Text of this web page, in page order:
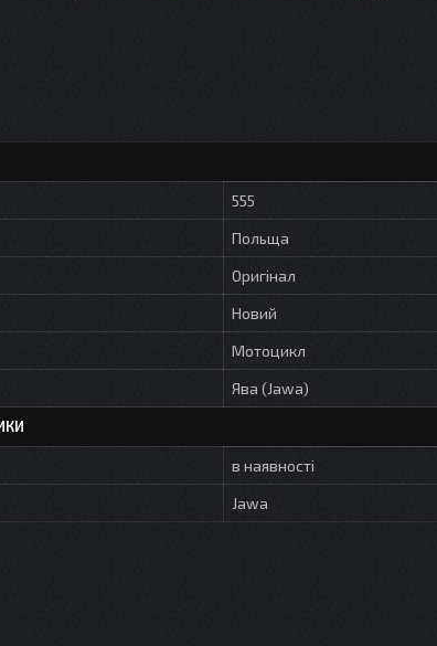
555
Польща
Оригінал
Новий
Мотоцикл
Ява (Jawa)
в наявності
Jawa